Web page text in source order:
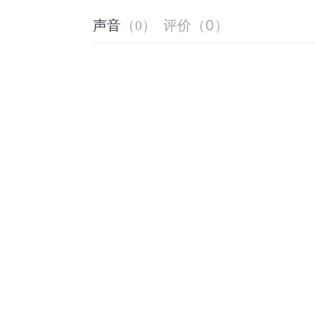
声音 （0） 评价 （0 ）